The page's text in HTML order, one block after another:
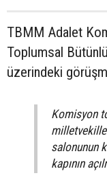
TBMM Adalet
Toplumsal
üzerindeki
Komisyon
salonunun
kapının